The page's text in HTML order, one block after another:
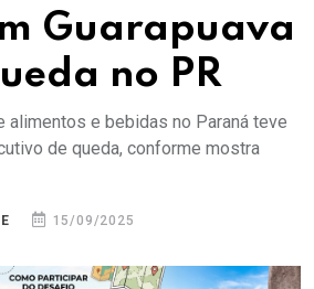
Guarapuava
no PR
alimentos e bebidas no Paraná teve
de queda, conforme mostra
15/09/2025